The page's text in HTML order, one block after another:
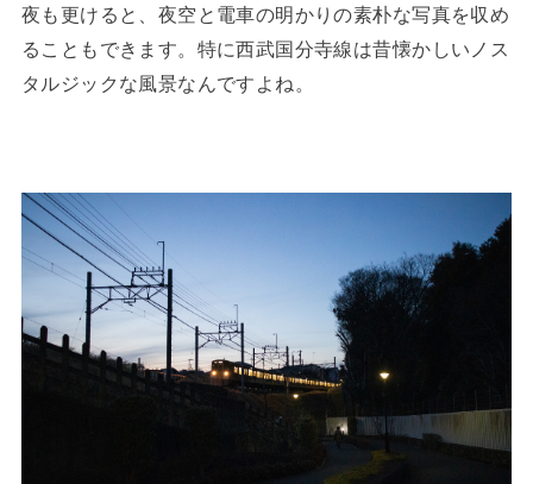
夜も更けると、夜空と電車の明かりの素朴な写真を収め
ることもできます。特に西武国分寺線は昔懐かしいノス
タルジックな風景なんですよね。